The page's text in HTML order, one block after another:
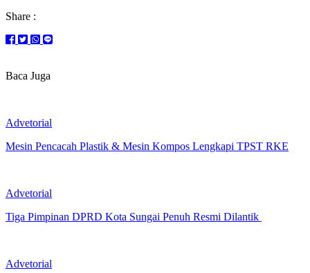
Share :
Baca Juga
Advetorial
Mesin Pencacah Plastik & Mesin Kompos Lengkapi TPST RKE
Advetorial
Tiga Pimpinan DPRD Kota Sungai Penuh Resmi Dilantik
Advetorial